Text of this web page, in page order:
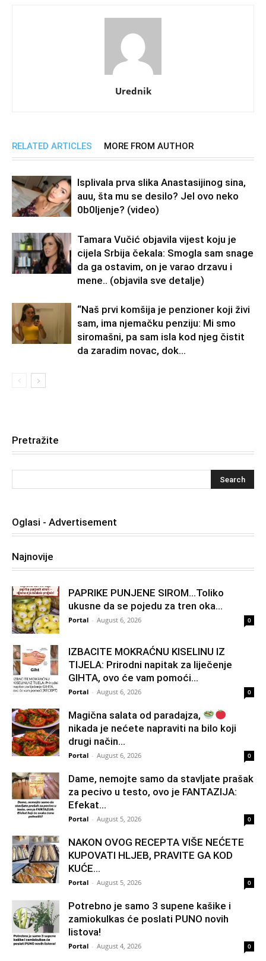
Urednik
RELATED ARTICLES MORE FROM AUTHOR
Isplivala prva slika Anastasijinog sina,
auu, šta mu se desilo? Jel ovo neko
0b0Ijenje? (video)
Tamara Vučić objavila vijest koju je
cijela Srbija čekala: Smogla sam snage
da ga ostavim, on je varao drzavu i
mene.. (objavila sve detalje)
“Naš prvi komšija je penzioner koji živi
sam, ima njemačku penziju: Mi smo
siromašni, pa sam isla kod njeg čistit
da zaradim novac, dok...
Pretražite
Oglasi - Advertisement
Najnovije
PAPRIKE PUNJENE SIROM…Toliko
ukusne da se pojedu za tren oka…
Portal - August 6, 2026 0
IZBACITE MOKRAĆNU KISELINU IZ
TIJELA: Prirodni napitak za liječenje
GIHTA, ovo će vam pomoći...
Portal - August 6, 2026 0
Magična salata od paradajza,
nikada je nećete napraviti na bilo koji
drugi način…
Portal - August 6, 2026 0
Dame, nemojte samo da stavljate prašak
za pecivo u testo, ovo je FANTAZIJA:
Efekat...
Portal - August 5, 2026 0
NAKON OVOG RECEPTA VIŠE NEĆETE
KUPOVATI HLJEB, PRAVITE GA KOD
KUĆE…
Portal - August 5, 2026 0
Potrebno je samo 3 supene kašike i
zamiokulkas će poslati PUNO novih
listova!
Portal - August 4, 2026 0